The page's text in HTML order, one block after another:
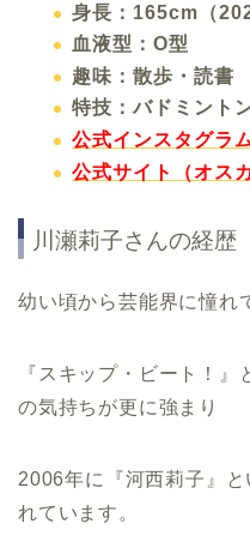
身長：165cm（
血液型：O型
趣味：散歩・読書
特技：バドミント
公式インスタグラ
公式サイト（オス
川瀬莉子さんの経歴
幼い頃から芸能界に憧れ
『スキップ・ビート！
の気持ちが更に強まり
2006年に『河西莉子』
れています。